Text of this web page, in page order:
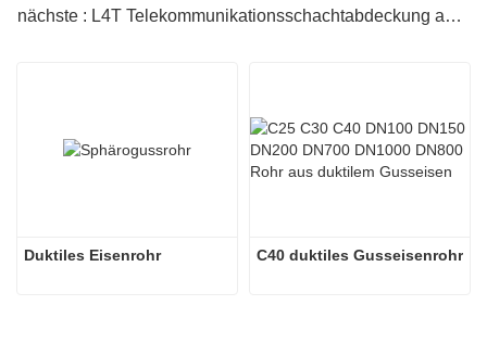
nächste : L4T Telekommunikationsschachtabdeckung aus duktilem Eisen
Duktiles Eisenrohr C40 duktiles Gusseisenrohr